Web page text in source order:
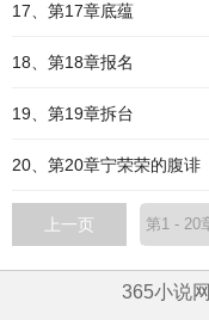
17、第17章底蕴
18、第18章报名
19、第19章拆台
20、第20章宁荣荣的腹诽
上一页
365小说网